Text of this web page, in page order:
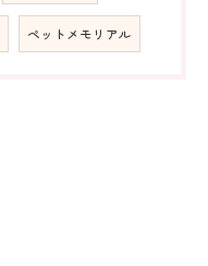
ペットメモリアル